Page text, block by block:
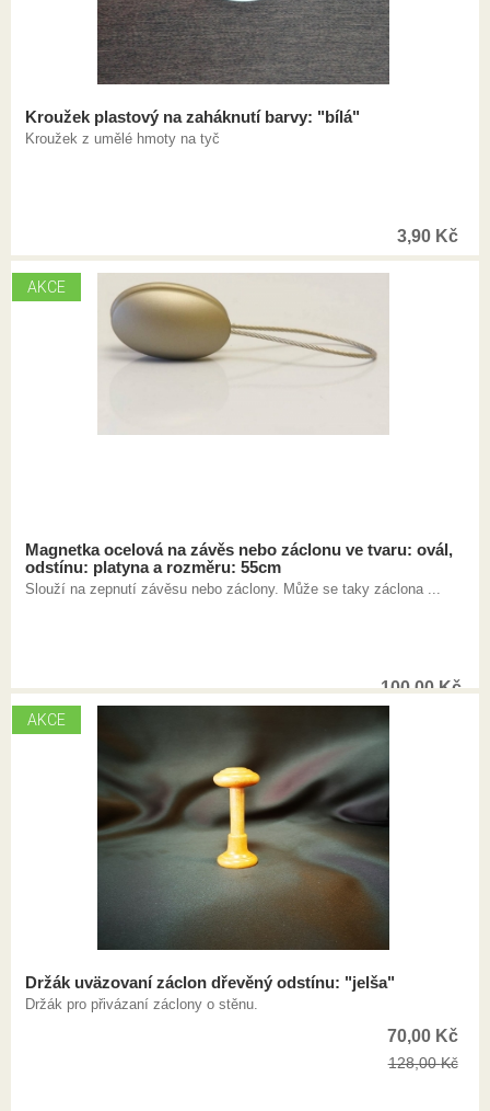
Kroužek plastový na zaháknutí barvy: "bílá"
Kroužek z umělé hmoty na tyč
3,90 Kč
AKCE
Magnetka ocelová na závěs nebo záclonu ve tvaru: ovál,
odstínu: platyna a rozměru: 55cm
Slouží na zepnutí závěsu nebo záclony. Může se taky záclona ...
100,00Kč
AKCE
Držák uväzovaní záclon dřevěný odstínu: "jelša"
Držák pro přivázaní záclony o stěnu.
70,00 Kč
128,00Kč